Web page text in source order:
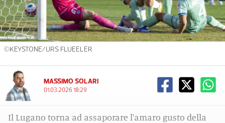
©KEYSTONE/URS FLUEELER
MASSIMO SOLARI
01.03.2026 18:29
Il Lugano torna ad assaporare l'amaro gusto della